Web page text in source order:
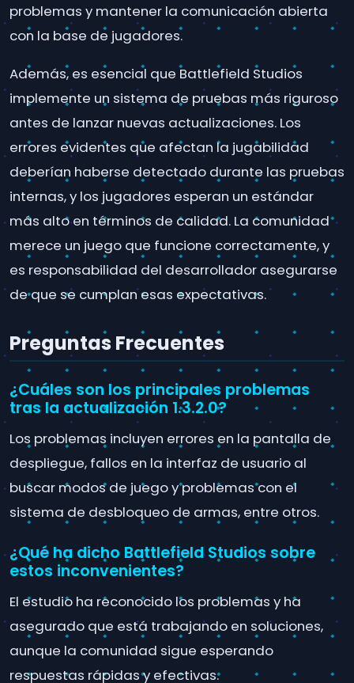
problemas y mantener la comunicación abierta
con la base de jugadores.
Además, es esencial que Battlefield Studios
implemente un sistema de pruebas más riguroso
antes de lanzar nuevas actualizaciones. Los
errores evidentes que afectan la jugabilidad
deberían haberse detectado durante las pruebas
internas, y los jugadores esperan un estándar
más alto en términos de calidad. La comunidad
merece un juego que funcione correctamente, y
es responsabilidad del desarrollador asegurarse
de que se cumplan esas expectativas.
Preguntas Frecuentes
¿Cuáles son los principales problemas
tras la actualización 1.3.2.0?
Los problemas incluyen errores en la pantalla de
despliegue, fallos en la interfaz de usuario al
buscar modos de juego y problemas con el
sistema de desbloqueo de armas, entre otros.
¿Qué ha dicho Battlefield Studios sobre
estos inconvenientes?
El estudio ha reconocido los problemas y ha
asegurado que está trabajando en soluciones,
aunque la comunidad sigue esperando
respuestas rápidas y efectivas.